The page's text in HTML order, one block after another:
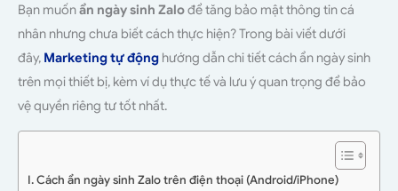
Bạn muốnẩn ngày sinh Zalođể tăng bảo mật thông tin cá
nhân nhưng chưa biết cách thực hiện? Trong bài viết dưới
đây, Marketing tự động hướng dẫn chi tiết cách ẩn ngày sinh
trên mọi thiết bị, kèm ví dụ thực tế và lưu ý quan trọng để bảo
vệ quyền riêng tư tốt nhất.
I. Cách ẩn ngày sinh Zalo trên điện thoại (Android/iPhone)